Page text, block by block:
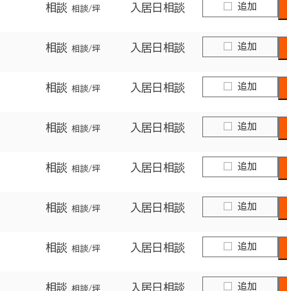
相談 相談/坪 入居日相談 追加
相談 相談/坪 入居日相談 追加
相談 相談/坪 入居日相談 追加
相談 相談/坪 入居日相談 追加
相談 相談/坪 入居日相談 追加
相談 相談/坪 入居日相談 追加
相談 相談/坪 入居日相談 追加
相談 相談/坪 入居日相談 追加